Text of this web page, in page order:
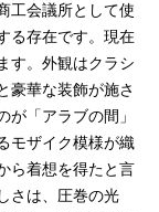
工会議所として使
る存在です。現在
す。外観はクラシ
豪華な装飾が施さ
「アラブの間」
モザイク模様が織
ら着想を得たと言
さは、圧巻の光